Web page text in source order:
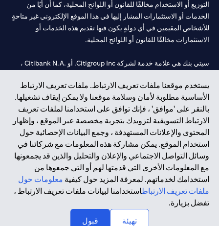
يستخدم موقعنا ملفات تعريف الارتباط. ملفات تعريف الارتباط
الأساسية مطلوبة لأمان وسلامة موقعنا ولا يمكن إيقاف تشغيلها.
بالنقر على 'موافق' ، فإنك توافق على استخدامنا لملفات تعريف
الارتباط التسويقية لتزويدك بتجربة مخصصة عبر الموقع ، وإظهار
المحتوى والإعلانات المستهدفة ، وجمع البيانات الإحصائية حول
استخدام الموقع. يمكن مشاركة هذه المعلومات مع شركائنا في
وسائل التواصل الاجتماعي والإعلان والتحليل والذين قد يجمعونها
مع المعلومات الأخرى التي قدمتها لهم أو التي جمعوها من
استخدامك لخدماتهم. لمعرفة المزيد حول كيفية معلومات حول
ملفات تعريف الارتباطاستخدامنا لبيانات ملفات تعريف الارتباط ،
تفضل بزيارة.
تهيئة
قبول
التوزيع أو الاستخدام مخالفًا للقانون أو اللوائح المحلية، كما أن أيًا من
الخدمات أو الاستثمارات المشار إليها في هذا الموقع الإلكتروني غير متاحةٍ
للأشخاص المقيمين في أي دولةٍ يكون فيها تقديم هذه الخدمات أو
الاستثمارات مخالفًا للقانون أو اللوائح المحلية.
سيتي بنك هي علامة خدمة لشركة Citigroup Inc. أو .Citibank N.A ،
سيتي بنك إن. إيه. الإمارات مسجل لدى مصرف الإمارات المركزي تحت
أرقام التراخيص 202563 لفرع الوصل في دبي، 531989 لفرع مول
الإمارات في دبي، و CN-1002019 لفرع أبوظبي. هاتف: 4000 311 04.
فرع سيتي بنك إن إيه - الإمارات العربية المتحدة مرخص من مصرف
الإمارات العربية المتحدة المركزي كفرع لبنك أجنبي.
سيتي بنك إن إيه الإمارات العربية المتحدة مرخص من هيئة الأوراق المالية
والسلع في الإمارات العربية المتحدة ("SCA") للقيام بالنشاط المالي لـ أ)
الاستشارات المالية والتعريف والترويج بموجب ترخيص رقم
20200000097 ب) وسيط تداول في الأسواق الدولية بموجب ترخيص